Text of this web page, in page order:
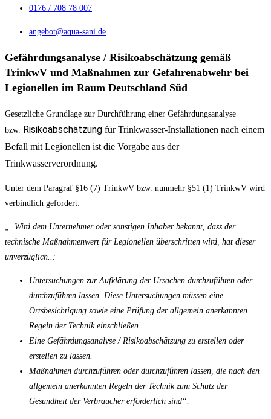
0176 / 708 78 007
angebot@aqua-sani.de
Gefährdungsanalyse / Risikoabschätzung gemäß
TrinkwV und Maßnahmen zur Gefahrenabwehr bei
Legionellen im Raum Deutschland Süd
Gesetzliche Grundlage zur Durchführung einer Gefährdungsanalyse
bzw. Risikoabschätzung für Trinkwasser-Installationen nach einem
Befall mit Legionellen ist die Vorgabe aus der
Trinkwasserverordnung.
Unter dem Paragraf §16 (7) TrinkwV bzw. nunmehr §51 (1) TrinkwV wird
verbindlich gefordert:
„..Wird dem Unternehmer oder sonstigen Inhaber bekannt, dass der
technische Maßnahmenwert für Legionellen überschritten wird, hat dieser
unverzüglich..:
Untersuchungen zur Aufklärung der Ursachen durchzuführen oder
durchzuführen lassen. Diese Untersuchungen müssen eine
Ortsbesichtigung sowie eine Prüfung der allgemein anerkannten
Regeln der Technik einschließen.
Eine Gefährdungsanalyse / Risikoabschätzung zu erstellen oder
erstellen zu lassen.
Maßnahmen durchzuführen oder durchzuführen lassen, die nach den
allgemein anerkannten Regeln der Technik zum Schutz der
Gesundheit der Verbraucher erforderlich sind“.